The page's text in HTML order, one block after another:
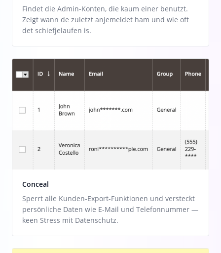
Findet die Admin-Konten, die kaum einer benutzt.
Zeigt wann de zuletzt anjemeldet ham und wie oft
det schiefjelaufen is.
Conceal
Sperrt alle Kunden-Export-Funktionen und versteckt
persönliche Daten wie E-Mail und Telefonnummer —
keen Stress mit Datenschutz.